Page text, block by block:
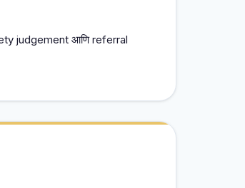
judgement आणि referral